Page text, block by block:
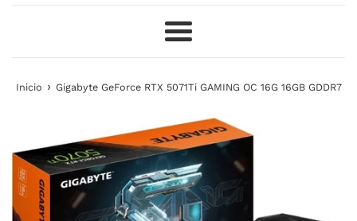
Más
Inicio › Gigabyte GeForce RTX 5071Ti GAMING OC 16G 16GB GDDR7